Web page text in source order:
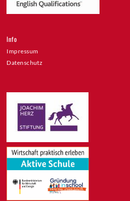
Info
Impressum
Datenschutz